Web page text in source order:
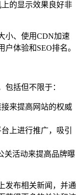
的显示效果良好非
小、使用CDN加速
体验和SEO排名。
括但不限于：
来提高网站的权威
上进行推广，吸引
关活动来提高品牌曝
发布相关新闻，并通